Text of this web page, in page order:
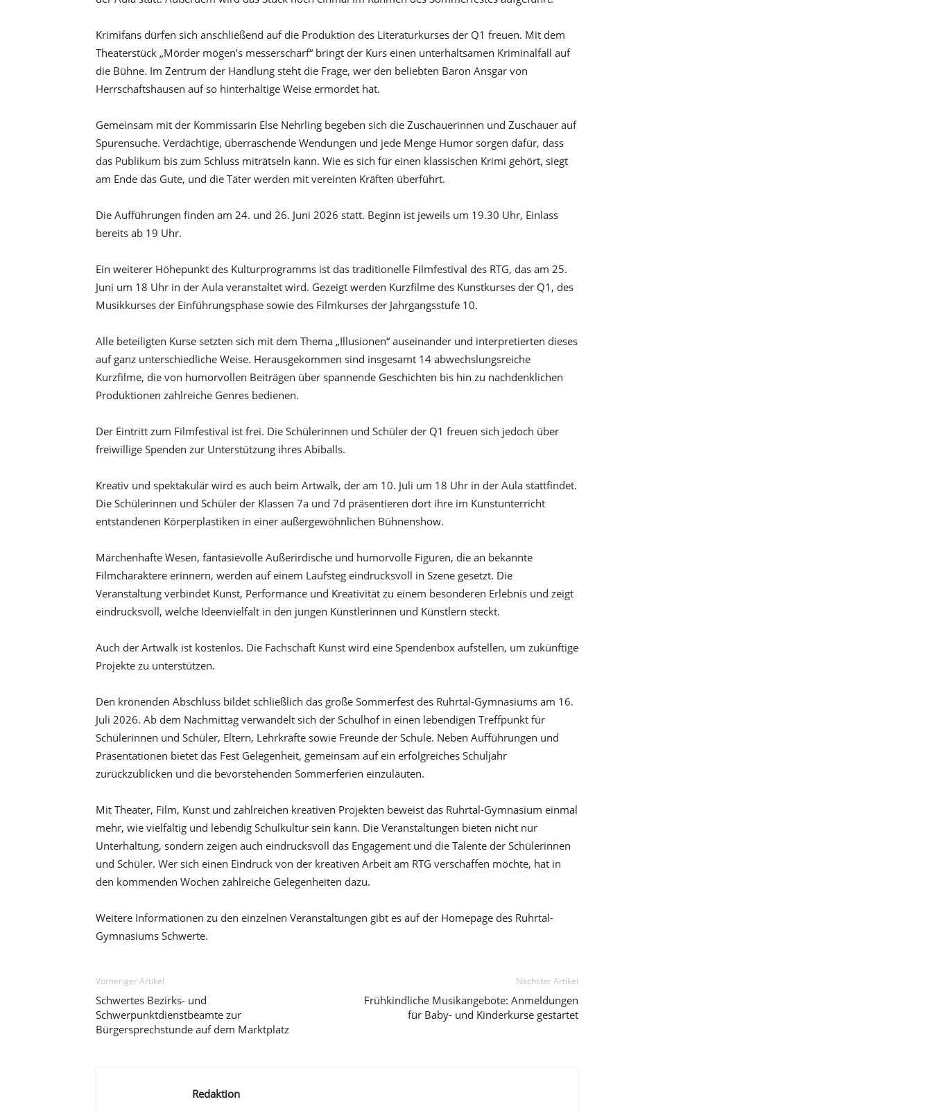
Krimifans dürfen sich anschließend auf die Produktion des Literaturkurses der Q1 freuen. Mit dem
Theaterstück „Mörder mögen’s messerscharf“ bringt der Kurs einen unterhaltsamen Kriminalfall auf
die Bühne. Im Zentrum der Handlung steht die Frage, wer den beliebten Baron Ansgar von
Herrschaftshausen auf so hinterhältige Weise ermordet hat.
Gemeinsam mit der Kommissarin Else Nehrling begeben sich die Zuschauerinnen und Zuschauer auf
Spurensuche. Verdächtige, überraschende Wendungen und jede Menge Humor sorgen dafür, dass
das Publikum bis zum Schluss miträtseln kann. Wie es sich für einen klassischen Krimi gehört, siegt
am Ende das Gute, und die Täter werden mit vereinten Kräften überführt.
Die Aufführungen finden am 24. und 26. Juni 2026 statt. Beginn ist jeweils um 19.30 Uhr, Einlass
bereits ab 19 Uhr.
Ein weiterer Höhepunkt des Kulturprogramms ist das traditionelle Filmfestival des RTG, das am 25.
Juni um 18 Uhr in der Aula veranstaltet wird. Gezeigt werden Kurzfilme des Kunstkurses der Q1, des
Musikkurses der Einführungsphase sowie des Filmkurses der Jahrgangsstufe 10.
Alle beteiligten Kurse setzten sich mit dem Thema „Illusionen“ auseinander und interpretierten dieses
auf ganz unterschiedliche Weise. Herausgekommen sind insgesamt 14 abwechslungsreiche
Kurzfilme, die von humorvollen Beiträgen über spannende Geschichten bis hin zu nachdenklichen
Produktionen zahlreiche Genres bedienen.
Der Eintritt zum Filmfestival ist frei. Die Schülerinnen und Schüler der Q1 freuen sich jedoch über
freiwillige Spenden zur Unterstützung ihres Abiballs.
Kreativ und spektakulär wird es auch beim Artwalk, der am 10. Juli um 18 Uhr in der Aula stattfindet.
Die Schülerinnen und Schüler der Klassen 7a und 7d präsentieren dort ihre im Kunstunterricht
entstandenen Körperplastiken in einer außergewöhnlichen Bühnenshow.
Märchenhafte Wesen, fantasievolle Außerirdische und humorvolle Figuren, die an bekannte
Filmcharaktere erinnern, werden auf einem Laufsteg eindrucksvoll in Szene gesetzt. Die
Veranstaltung verbindet Kunst, Performance und Kreativität zu einem besonderen Erlebnis und zeigt
eindrucksvoll, welche Ideenvielfalt in den jungen Künstlerinnen und Künstlern steckt.
Auch der Artwalk ist kostenlos. Die Fachschaft Kunst wird eine Spendenbox aufstellen, um zukünftige
Projekte zu unterstützen.
Den krönenden Abschluss bildet schließlich das große Sommerfest des Ruhrtal-Gymnasiums am 16.
Juli 2026. Ab dem Nachmittag verwandelt sich der Schulhof in einen lebendigen Treffpunkt für
Schülerinnen und Schüler, Eltern, Lehrkräfte sowie Freunde der Schule. Neben Aufführungen und
Präsentationen bietet das Fest Gelegenheit, gemeinsam auf ein erfolgreiches Schuljahr
zurückzublicken und die bevorstehenden Sommerferien einzuläuten.
Mit Theater, Film, Kunst und zahlreichen kreativen Projekten beweist das Ruhrtal-Gymnasium einmal
mehr, wie vielfältig und lebendig Schulkultur sein kann. Die Veranstaltungen bieten nicht nur
Unterhaltung, sondern zeigen auch eindrucksvoll das Engagement und die Talente der Schülerinnen
und Schüler. Wer sich einen Eindruck von der kreativen Arbeit am RTG verschaffen möchte, hat in
den kommenden Wochen zahlreiche Gelegenheiten dazu.
Weitere Informationen zu den einzelnen Veranstaltungen gibt es auf der Homepage des Ruhrtal-
Gymnasiums Schwerte.
Vorheriger Artikel
Schwertes Bezirks- und
Schwerpunktdienstbeamte zur
Bürgersprechstunde auf dem Marktplatz
Nächster Artikel
Frühkindliche Musikangebote: Anmeldungen
für Baby- und Kinderkurse gestartet
Redaktion